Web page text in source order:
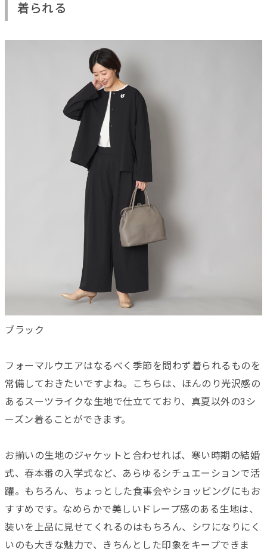
着られる
ブラック
フォーマルウエアはなるべく季節を問わず着られるものを
常備しておきたいですよね。こちらは、ほんのり光沢感の
あるスーツライクな生地で仕立てており、真夏以外の3シ
ーズン着ることができます。
お揃いの生地のジャケットと合わせれば、寒い時期の結婚
式、春本番の入学式など、あらゆるシチュエーションで活
躍。もちろん、ちょっとした食事会やショッピングにもお
すすめです。なめらかで美しいドレープ感のある生地は、
装いを上品に見せてくれるのはもちろん、シワになりにく
いのも大きな魅力で、きちんとした印象をキープできま